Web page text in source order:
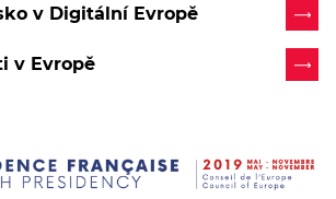
v Digitální Evropě
v Evropě